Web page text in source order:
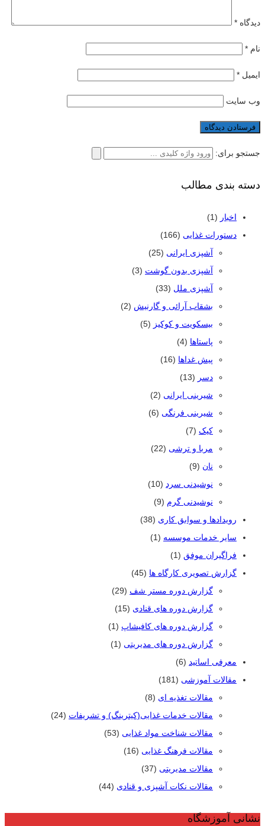
دیدگاه *
نام *
ایمیل *
وب‌ سایت
جستجو برای:
دسته بندی مطالب
اخبار (1)
دستورات غذایی (166)
آشپزی ایرانی (25)
آشپزی بدون گوشت (3)
آشپزی ملل (33)
بشقاب آرائی و گارنیش (2)
بیسکویت و کوکیز (5)
پاستاها (4)
پیش غداها (16)
دسر (13)
شیرینی ایرانی (2)
شیرینی فرنگی (6)
کیک (7)
مربا و ترشی (22)
نان (9)
نوشیدنی سرد (10)
نوشیدنی گرم (9)
رویدادها و سوابق کاری (38)
سایر خدمات موسسه (1)
فراگیران موفق (1)
گزارش تصویری کارگاه ها (45)
گزارش دوره مستر شف (29)
گزارش دوره های قنادی (15)
گزارش دوره های کافیشاپ (1)
گزارش دوره های مدیریتی (1)
معرفی اساتید (6)
مقالات آموزشی (181)
مقالات تغذیه ای (8)
مقالات خدمات غذایی(کیترینگ) و تشریفات (24)
مقالات شناخت مواد غذایی (53)
مقالات فرهنگ غذایی (16)
مقالات مدیریتی (37)
مقالات نکات آشپزی و قنادی (44)
نشانی آموزشگاه